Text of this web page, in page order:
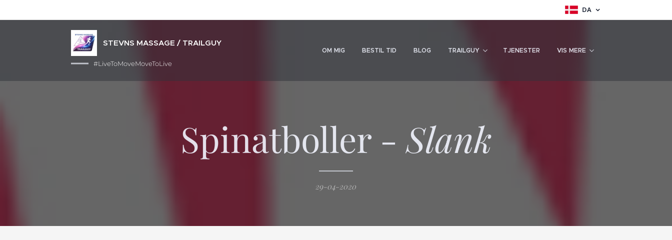
DA
STEVNS MASSAGE / TRAILGUY
#LiveToMoveMoveToLive
OM MIG BESTIL TID BLOG TRAILGUY TJENESTER VIS MERE
Spinatboller -Slank
29-04-2020